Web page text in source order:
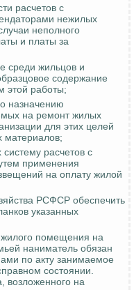
расчетов с
нежилых
неполного
и платы за
среди жильцов и
содержание
этой работы;
назначению
на ремонт жилых
для этих целей
материалов;
систему расчетов с
применения
на оплату жилой
РСФСР обеспечить
указанных
жилого помещения на
наниматель обязан
по акту занимаемое
состоянии.
возложенного на